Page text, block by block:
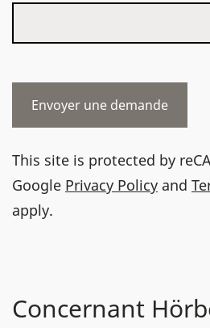
This site is protected by
Google Privacy Policy and
apply.
Concernant